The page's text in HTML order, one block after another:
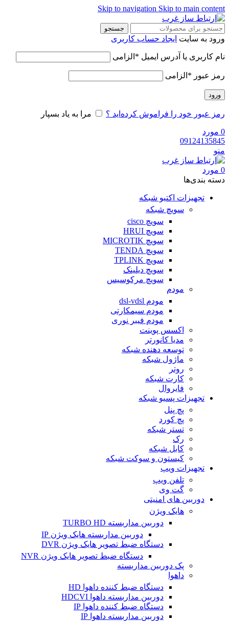
Skip to navigation Skip to main content
جستجو
ورود به سایت ایجاد حساب کاربری
نام کاربری یا آدرس ایمیل * الزامی
رمز عبور * الزامی
ورود
رمز عبور خود را فراموش کرده‌اید ؟ مرا به یاد بسپار
0 مورد
09124135845
منو
0 مورد
دسته‌ بندی‌ها
تجهیزات اکتیو شبکه
سویچ شبکه
سویچ cisco
سویچ HRUI
سویچ MICROTIK
سویچ TENDA
سویچ TPLINK
سویچ دیلینک
سویچ مرکوسیس
مودم
مودم dsl-vdsl
مودم سیمکارتی
مودم فیبر نوری
اکسس پوینت
مدیا کانورتر
توسعه دهنده شبکه
ماژول شبکه
روتر
کارت شبکه
فایروال
تجهیزات پسیو شبکه
پچ پنل
پچ کورد
تستر شبکه
رک
کابل شبکه
کیستون و سوکت شبکه
تجهیزات ویپ
تلفن ویپ
گت وی
دوربین های امنیتی
هایک ویژن
دوربین مداربسته TURBO HD
دوربین مداربسته هایک ویژن IP
دستگاه ضبط تصویر هایک ویژن DVR
دستگاه ضبط تصویر هایک ویژن NVR
پک دوربین مداربسته
داهوا
دستگاه ضبط کننده داهوا HD
دوربین مداربسته داهوا HDCVI
دستگاه ضبط کننده داهوا IP
دوربین مداربسته داهوا IP